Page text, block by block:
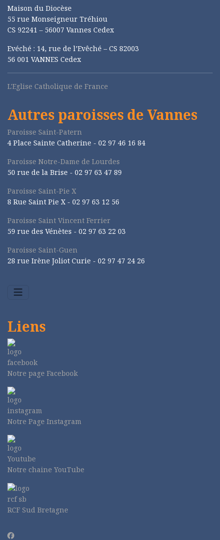
Maison du Diocèse
55 rue Monseigneur Tréhiou
CS 92241 – 56007 Vannes Cedex
Evéché : 14, rue de l’Evêché – CS 82003
56 001 VANNES Cedex
L'Eglise Catholique de France
Autres paroisses de Vannes
Paroisse Saint-Patern
4 Place Sainte Catherine - 02 97 46 16 84
Paroisse Notre-Dame de Lourdes
50 rue de la Brise - 02 97 63 47 89
Paroisse Saint-Pie X
8 Rue Saint Pie X - 02 97 63 12 56
Paroisse Saint Vincent Ferrier
59 rue des Vénètes - 02 97 63 22 03
Paroisse Saint-Guen
28 rue Irène Joliot Curie - 02 97 47 24 26
Liens
Notre page Facebook
Notre Page Instagram
Notre chaine YouTube
RCF Sud Bretagne